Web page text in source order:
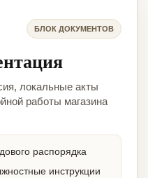
БЛОК ДОКУМЕНТОВ
локальные акты
работы магазина
распорядка
инструкции